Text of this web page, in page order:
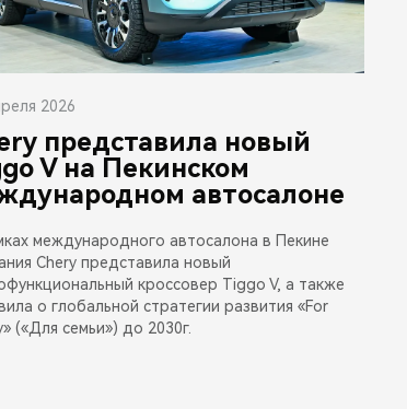
2026
представила новый
V на Пекинском
автосалоне
международного автосалона в Пекине
Chery представила новый
кроссовер Tiggo V, а также
о глобальной стратегии развития «For
(«Для семьи») до 2030г.